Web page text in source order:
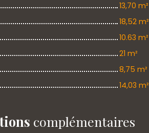
13,70 m²
18,52 m²
10.63 m²
21 m²
8,75 m²
14,03 m²
complémentaires